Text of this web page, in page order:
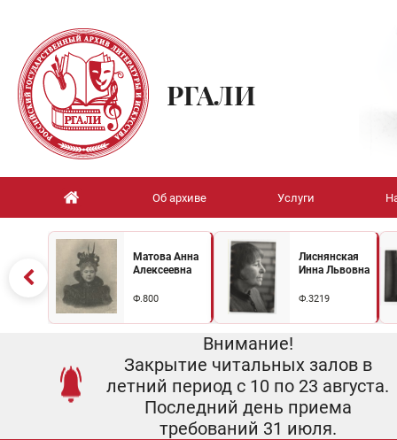
РГАЛИ
Об архиве Услуги
Матова Анна
Алексеевна
Ф.800
Лиснянская
Инна Львовна
Ф.3219
Внимание!
Закрытие читальных залов в
летний период с 10 по 23 августа.
Последний день приема
требований 31 июля.